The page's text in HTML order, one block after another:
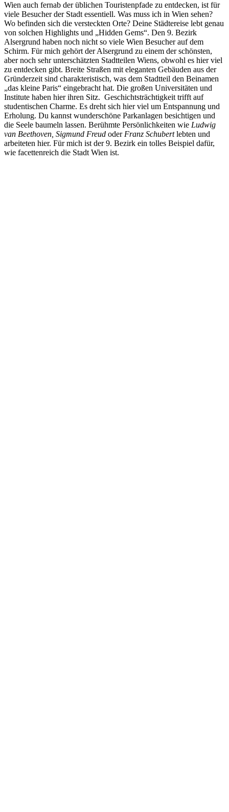
Wien auch fernab der üblichen Touristenpfade zu entdecken, ist für
viele Besucher der Stadt essentiell. Was muss ich in Wien sehen?
Wo befinden sich die versteckten Orte? Deine Städtereise lebt genau
von solchen Highlights und „Hidden Gems“. Den 9. Bezirk
Alsergrund haben noch nicht so viele Wien Besucher auf dem
Schirm. Für mich gehört der Alsergrund zu einem der schönsten,
aber noch sehr unterschätzten Stadtteilen Wiens, obwohl es hier viel
zu entdecken gibt. Breite Straßen mit eleganten Gebäuden aus der
Gründerzeit sind charakteristisch, was dem Stadtteil den Beinamen
„das kleine Paris“ eingebracht hat. Die großen Universitäten und
Institute haben hier ihren Sitz. Geschichtsträchtigkeit trifft auf
studentischen Charme. Es dreht sich hier viel um Entspannung und
Erholung. Du kannst wunderschöne Parkanlagen besichtigen und
die Seele baumeln lassen. Berühmte Persönlichkeiten wie Ludwig
van Beethoven, Sigmund Freud oder Franz Schubertlebten und
arbeiteten hier. Für mich ist der 9. Bezirk ein tolles Beispiel dafür,
wie facettenreich die Stadt Wien ist.